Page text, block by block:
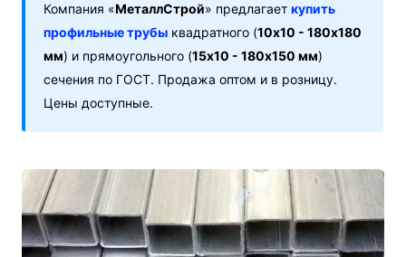
Компания «МеталлСтрой» предлагаеткупить
профильные трубы квадратного (10х10 - 180х180
мм) и прямоугольного (15х10 - 180х150 мм)
сечения по ГОСТ. Продажа оптом и в розницу.
Цены доступные.